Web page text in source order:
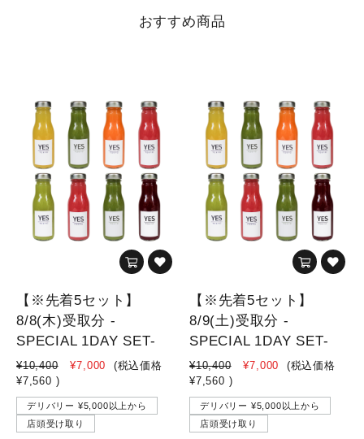
おすすめ商品
【※先着5セット】
8/8(木)受取分 -
SPECIAL 1DAY SET-
¥10,400 ¥7,000
(税込価格
¥7,560 )
デリバリー ¥5,000以上から
店頭受け取り
【※先着5セット】
8/9(土)受取分 -
SPECIAL 1DAY SET-
¥10,400 ¥7,000
(税込価格
¥7,560 )
デリバリー ¥5,000以上から
店頭受け取り